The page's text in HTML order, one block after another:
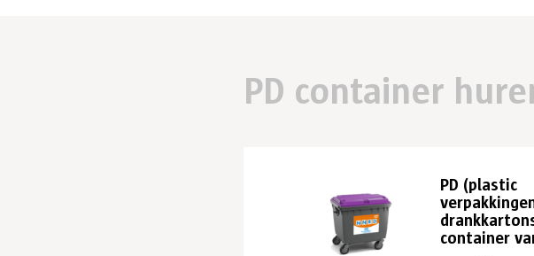
PD container
PD (plastic
container